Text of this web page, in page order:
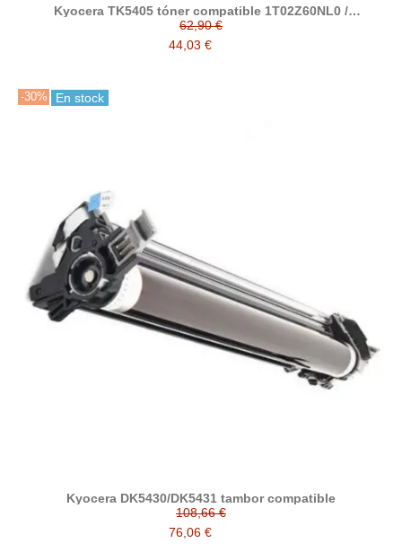
Kyocera TK5405 tóner compatible 1T02Z60NL0 /
1T02Z6CNL0 / 1T02Z6BNL0 / 1T02Z6ANL0
62,90 €
44,03 €
-30% En stock
Kyocera DK5430/DK5431 tambor compatible
108,66 €
76,06 €